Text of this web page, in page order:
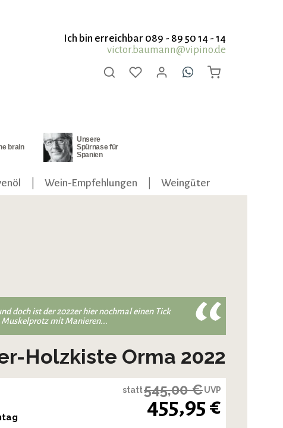
Ich bin erreichbar 089 - 89 50 14 - 14
victor.baumann@vipino.de
brain
Unsere
Spürnase für
Spanien
Wein-Empfehlungen Weingüter
doch ist der 2022er hier nochmal einen Tick
Muskelprotz mit Manieren...
Holzkiste Orma 2022
statt545,00 €UVP
455,95 €